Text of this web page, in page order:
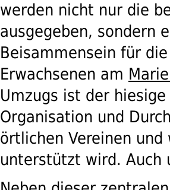
werden nicht nur die
ausgegeben, sondern
Beisammensein für
Erwachsenen am
Umzugs ist der
Organisation und
örtlichen Vereinen
unterstützt wird. Auch